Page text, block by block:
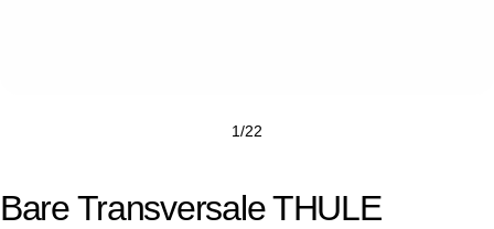
1/22
Bare Transversale THULE